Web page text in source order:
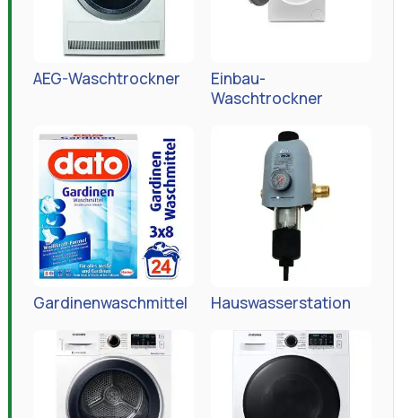
AEG-Waschtrockner
Einbau-
Waschtrockner
Gardinenwaschmittel Hauswasserstation